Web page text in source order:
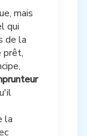
mais
qui
de la
prêt,
la